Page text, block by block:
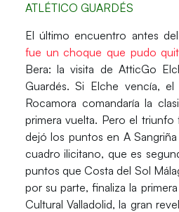
ATLÉTICO GUARDÉS
Elúltimo encuentro antes del
fue un choque que pudo
Bera: la visita de AtticGo
Guardés. Si Elche vencía,
Rocamora comandaría la
primera vuelta. Pero el triunfo
dejó los puntos en A Sangriña
cuadro ilicitano, que es
puntos que Costa del Sol
por su parte, finaliza la
Cultural Valladolid, la gran